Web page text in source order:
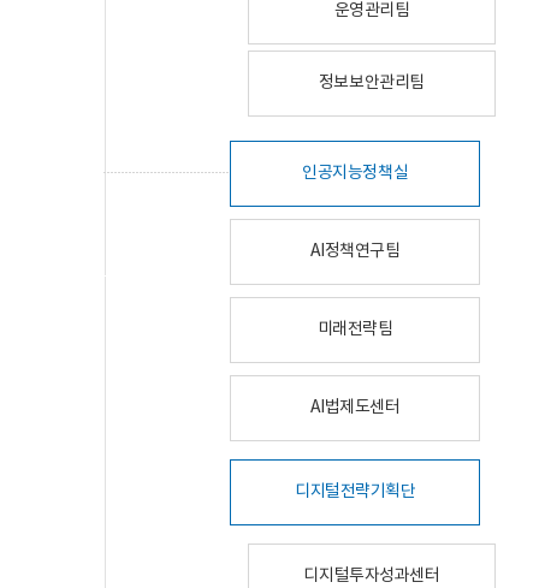
운영관리팀
정보보안관리팀
인공지능정책실
AI정책연구팀
미래전략팀
AI법제도센터
디지털전략기획단
디지털투자성과센터